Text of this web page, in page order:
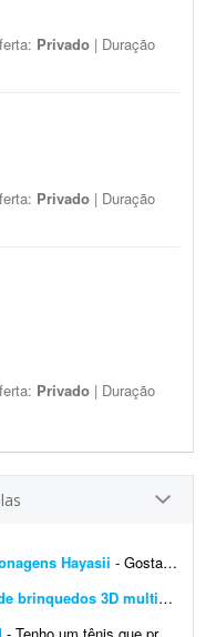
Privado | Duração
Privado | Duração
Privado | Duração
Hayasii - Gostaria de uma figura que, na verdade, seja uma cena com os quatro personagens da banda Hayasii, de DanDaDan. A cena de referência está em anexo. Minha ideia é que os personage...
Gerar arquivos .3mf para coleções de brinquedos 3D multicoloridos